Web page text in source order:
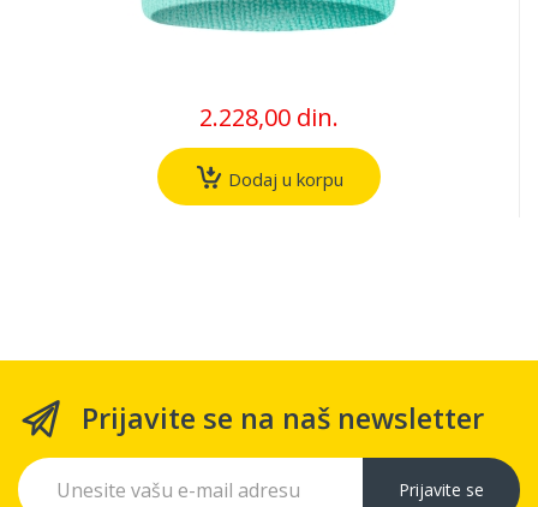
2.228,00 din.
Dodaj u korpu
Prijavite se na naš newsletter
Prijavite se